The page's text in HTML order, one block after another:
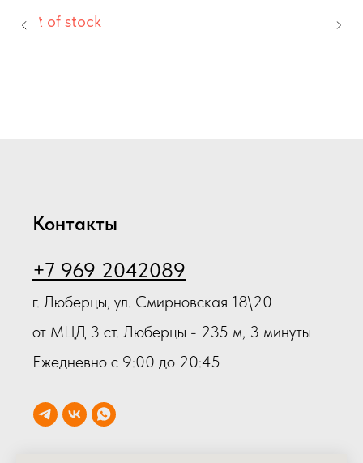
Out of stock
Контакты
+7 969 2042089
г. Люберцы, ул. Смирновская 18\20
от МЦД 3 ст. Люберцы - 235 м, 3 минуты
Ежедневно с 9:00 до 20:45